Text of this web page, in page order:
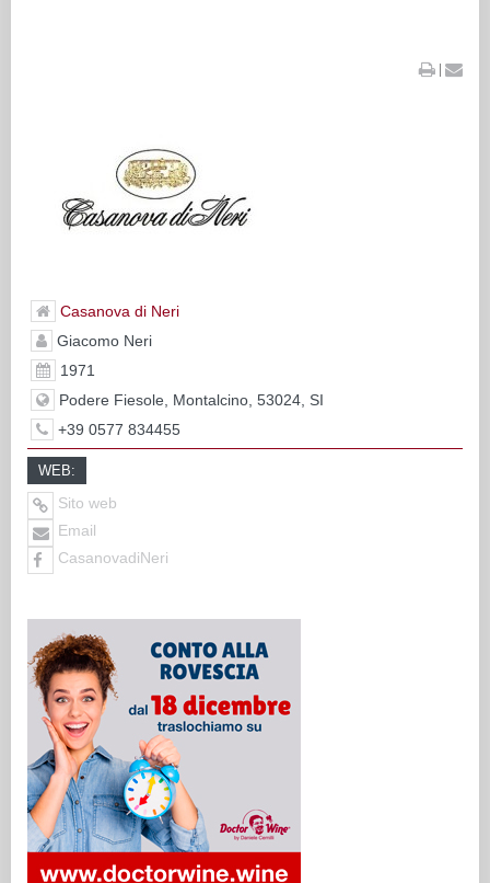
|
Casanova di Neri
Giacomo Neri
1971
Podere Fiesole, Montalcino, 53024, SI
+39 0577 834455
WEB:
Sito web
Email
CasanovadiNeri